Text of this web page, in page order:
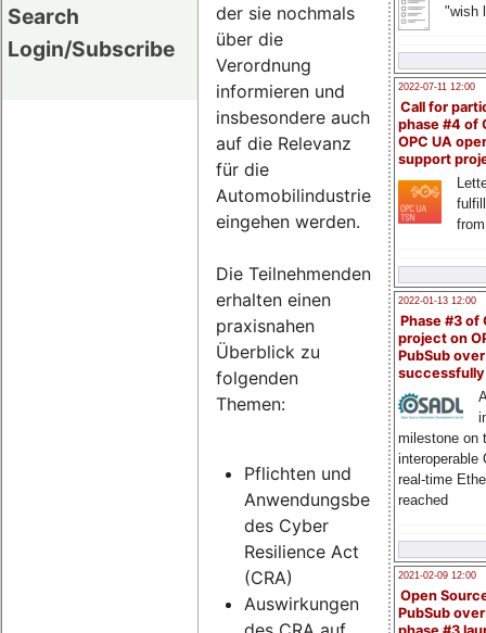
Search
Login/Subscribe
"wish
2022-07-11 12:00
Call for
phase #4 of
OPC UA
support
2022-01-13 12:00
Phase #3 of
project on
PubSub over
milestone on
interoperable
real-time
reached
2021-02-09 12:00
Open
PubSub
der sie nochmals
über die
Verordnung
informieren und
insbesondere auch
auf die Relevanz
für die
Automobilindustrie
eingehen werden.
Die Teilnehmenden
erhalten einen
praxisnahen
Überblick zu
folgenden
Themen:
Pflichten und
Anwendungsbereich
des Cyber
Resilience Act
(CRA)
Auswirkungen